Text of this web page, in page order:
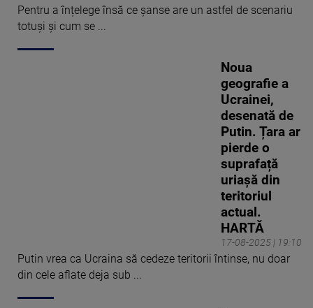
Pentru a înțelege însă ce șanse are un astfel de scenariu
totuși și cum se ...
17-08-2025 | 19:10
Noua
geografie a
Ucrainei,
desenată de
Putin. Țara ar
pierde o
suprafață
uriașă din
teritoriul
actual.
HARTĂ
Putin vrea ca Ucraina să cedeze teritorii întinse, nu doar
din cele aflate deja sub ...